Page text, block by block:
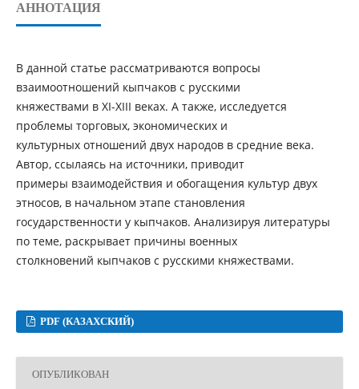
АННОТАЦИЯ
В данной статье рассматриваются вопросы
взаимоотношений кыпчаков с русскими
княжествами в ХІ-ХІІІ веках. А также, исследуется
проблемы торговых, экономических и
культурных отношений двух народов в средние века.
Автор, ссылаясь на источники, приводит
примеры взаимодействия и обогащения культур двух
этносов, в начальном этапе становления
государственности у кыпчаков. Анализируя литературы
по теме, раскрывает причины военных
столкновений кыпчаков с русскими княжествами.
PDF (КАЗАХСКИЙ)
ОПУБЛИКОВАН